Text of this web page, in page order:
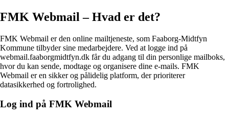
FMK Webmail – Hvad er det?
FMK Webmail er den online mailtjeneste, som Faaborg-Midtfyn
Kommune tilbyder sine medarbejdere. Ved at logge ind på
webmail.faaborgmidtfyn.dk får du adgang til din personlige mailboks,
hvor du kan sende, modtage og organisere dine e-mails. FMK
Webmail er en sikker og pålidelig platform, der prioriterer
datasikkerhed og fortrolighed.
Log ind på FMK Webmail